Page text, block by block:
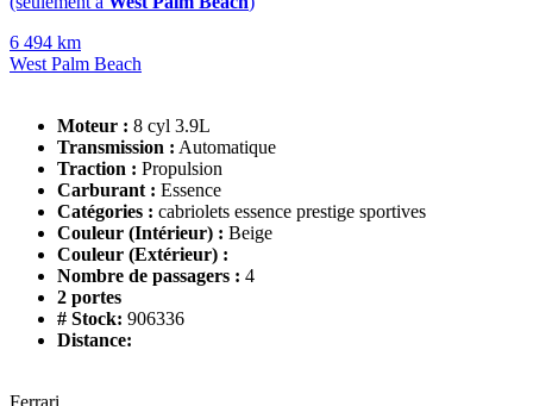
6 494 km
West Palm Beach
Moteur : 8 cyl 3.9L
Transmission : Automatique
Traction : Propulsion
Carburant : Essence
Catégories : cabriolets essence prestige sportives
Couleur (Intérieur) : Beige
Couleur (Extérieur) :
Nombre de passagers : 4
2 portes
# Stock: 906336
Distance: